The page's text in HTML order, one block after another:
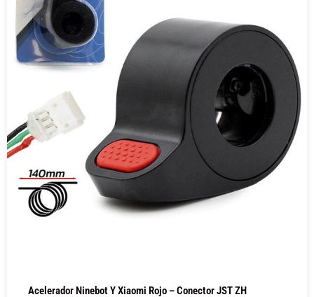
Acelerador Ninebot Y Xiaomi Rojo – Conector JST ZH